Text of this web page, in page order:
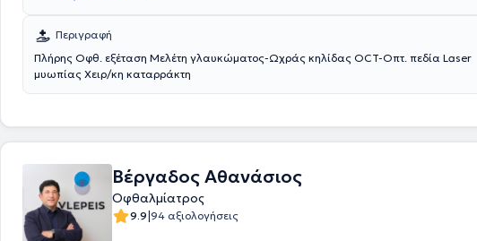
Περιγραφή
Πλήρης Οφθ. εξέταση Μελέτη γλαυκώματος-Ωχράς κηλίδας OCT-Οπτ. πεδία Laser
μυωπίας Χειρ/κη καταρράκτη
Βέργαδος Αθανάσιος
Οφθαλμίατρος
9.9|94 αξιολογήσεις